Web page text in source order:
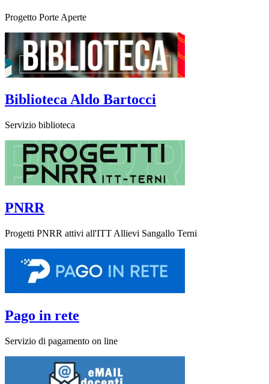
Progetto Porte Aperte
Biblioteca Aldo Bartocci
Servizio biblioteca
PNRR
Progetti PNRR attivi all'ITT Allievi Sangallo Terni
Pago in rete
Servizio di pagamento on line